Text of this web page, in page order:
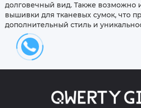
долговечный вид. Также возможно
вышивки для тканевых сумок, что
дополнительный стиль и